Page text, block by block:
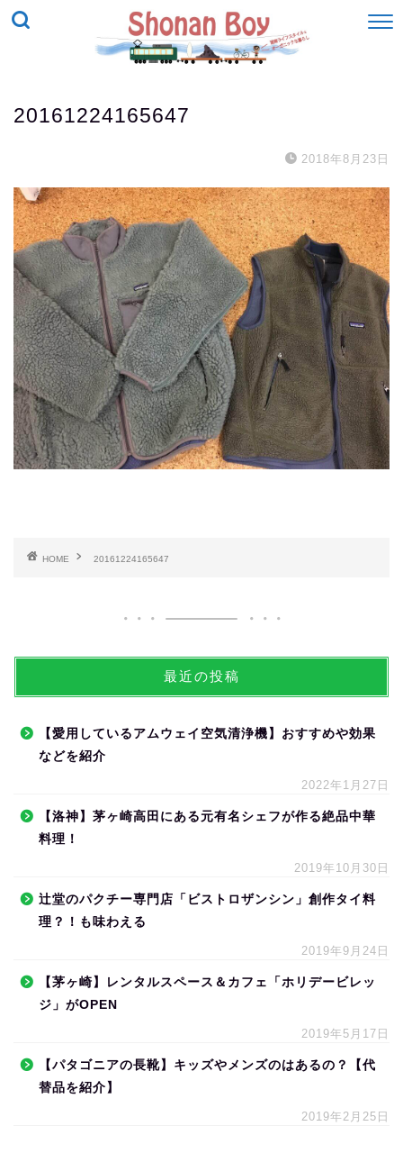
20161224165647
2018年8月23日
HOME 20161224165647
最近の投稿
【愛用しているアムウェイ空気清浄機】おすすめや効果
などを紹介
2022年1月27日
【洛神】茅ヶ崎高田にある元有名シェフが作る絶品中華
料理！
2019年10月30日
辻堂のパクチー専門店「ビストロザンシン」創作タイ料
理？！も味わえる
2019年9月24日
【茅ヶ崎】レンタルスペース＆カフェ「ホリデービレッ
ジ」がOPEN
2019年5月17日
【パタゴニアの長靴】キッズやメンズのはあるの？【代
替品を紹介】
2019年2月25日